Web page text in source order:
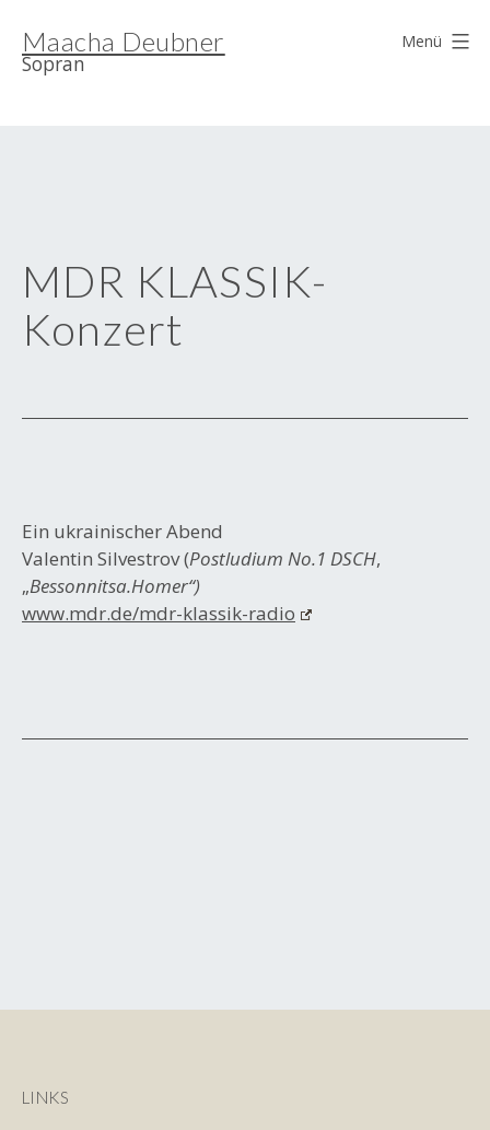
Inhalt
springen
Maacha Deubner
Sopran
Menü
MDR KLASSIK-
Konzert
Ein ukrainischer Abend
Valentin Silvestrov (Postludium No.1 DSCH,
„Bessonnitsa.Homer“)
www.mdr.de/mdr-klassik-radio
LINKS